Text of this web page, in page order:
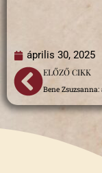
április 30, 2025
Előző
ELŐZŐ CIKK